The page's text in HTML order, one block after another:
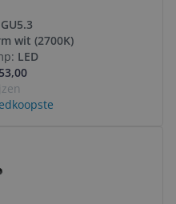
GU5.3
wit (2700K)
LED